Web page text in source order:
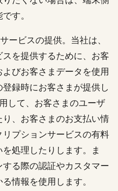
す。
ービスの提供。当社は、
を提供するために、お客
びお客さまデータを使用
録時にお客さまが提供し
して、お客さまのユーザ
、お客さまのお支払い情
プションサービスの有料
処理したりします。ま
る際の認証やカスタマー
情報を使用します。